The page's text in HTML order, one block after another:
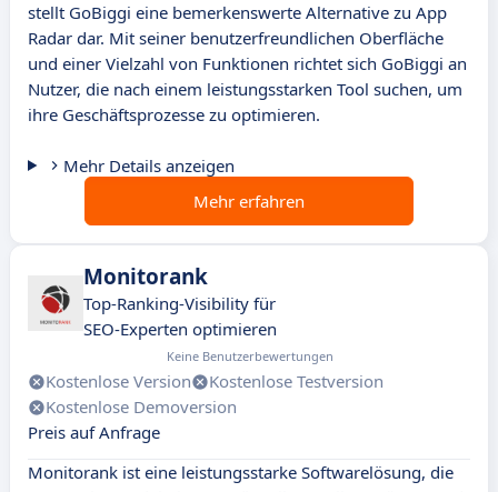
stellt GoBiggi eine bemerkenswerte Alternative zu App
Radar dar. Mit seiner benutzerfreundlichen Oberfläche
und einer Vielzahl von Funktionen richtet sich GoBiggi an
Nutzer, die nach einem leistungsstarken Tool suchen, um
ihre Geschäftsprozesse zu optimieren.
Mehr Details anzeigen
Mehr erfahren
Monitorank
Top-Ranking-Visibility für
SEO-Experten optimieren
Keine Benutzerbewertungen
Kostenlose Version
Kostenlose Testversion
Kostenlose Demoversion
Preis auf Anfrage
Monitorank ist eine leistungsstarke Softwarelösung, die